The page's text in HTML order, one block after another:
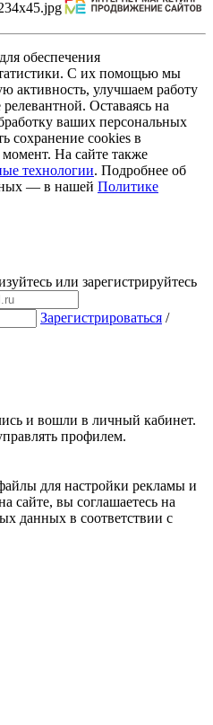
для обеспечения
С их помощью мы
активность, улучшаем работу
Оставаясь на
ваших персональных
сохранение cookies в
На сайте также
технологии. Подробнее об
— в нашей Политике
или зарегистрируйтесь
Зарегистрироваться /
и вошли в личный кабинет.
профилем.
для настройки рекламы и
сайте, вы соглашаетесь на
данных в соответствии с